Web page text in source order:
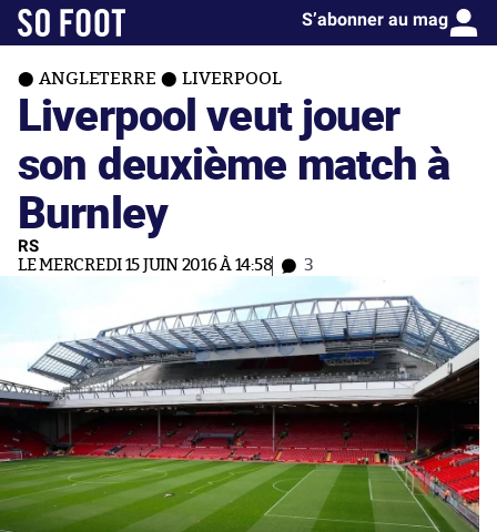
S’abonner au mag
ANGLETERRE LIVERPOOL
Liverpool veut jouer
son deuxième match à
Burnley
RS
LE MERCREDI 15 JUIN 2016 À 14:58 3